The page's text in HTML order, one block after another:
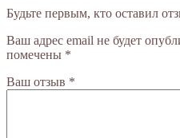
Будьте первым, кто оставил
Ваш адрес email не будет
помечены *
Ваш отзыв *